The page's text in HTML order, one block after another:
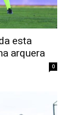
esta
arquera
0